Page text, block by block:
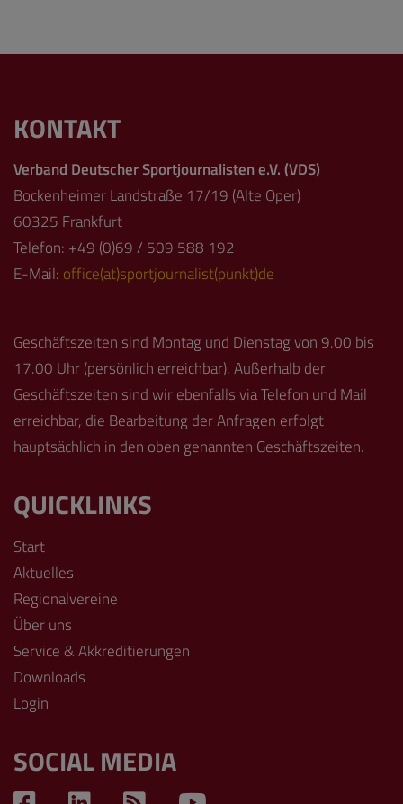
KONTAKT
Verband Deutscher Sportjournalisten e.V. (VDS)
Bockenheimer Landstraße 17/19 (Alte Oper)
60325 Frankfurt
Telefon: +49 (0)69 / 509 588 192
E-Mail: office(at)sportjournalist(punkt)de
Geschäftszeiten sind Montag und Dienstag von 9.00 bis
17.00 Uhr (persönlich erreichbar). Außerhalb der
Geschäftszeiten sind wir ebenfalls via Telefon und Mail
erreichbar, die Bearbeitung der Anfragen erfolgt
hauptsächlich in den oben genannten Geschäftszeiten.
QUICKLINKS
Start
Aktuelles
Regionalvereine
Über uns
Service & Akkreditierungen
Downloads
Login
SOCIAL MEDIA